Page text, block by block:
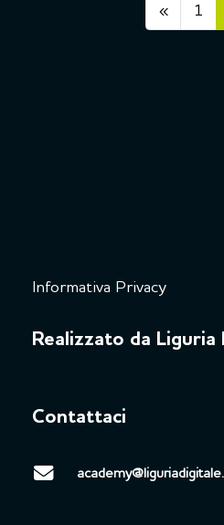
«Pagina
1
Informativa Privacy
Realizzato da Liguria
Contattaci